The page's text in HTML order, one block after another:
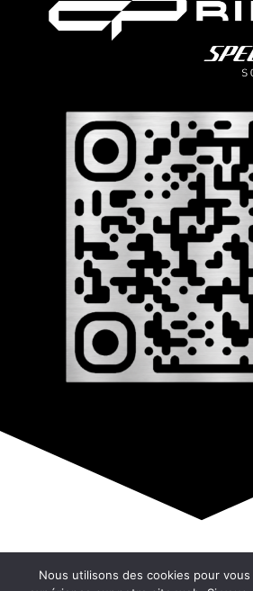
© Copyright 2026
Mentions Légales – RGPD –
Nous utilisons des cookies pour